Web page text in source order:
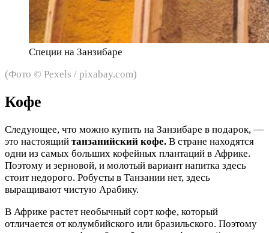
Специи на Занзибаре
(Фото © Pexels / pixabay.com)
Кофе
Следующее, что можно купить на Занзибаре в подарок, —
это настоящий танзанийский кофе. В стране находятся
одни из самых больших кофейных плантаций в Африке.
Поэтому и зерновой, и молотый вариант напитка здесь
стоит недорого. Робусты в Танзании нет, здесь
выращивают чистую Арабику.
В Африке растет необычный сорт кофе, который
отличается от колумбийского или бразильского. Поэтому